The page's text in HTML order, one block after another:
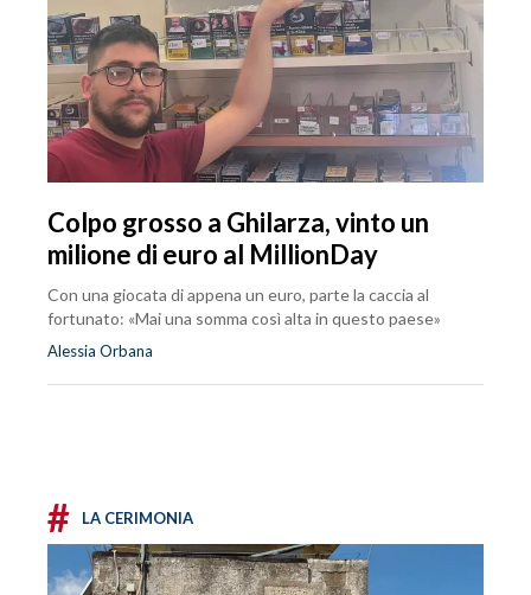
Colpo grosso a Ghilarza, vinto un
milione di euro al MillionDay
Con una giocata di appena un euro, parte la caccia al
fortunato: «Mai una somma così alta in questo paese»
Alessia Orbana
# LA CERIMONIA